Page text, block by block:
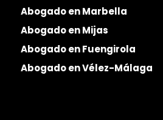
Abogado en Marbella
Abogado en Mijas
Abogado en Fuengirola
Abogado en Vélez-Málaga